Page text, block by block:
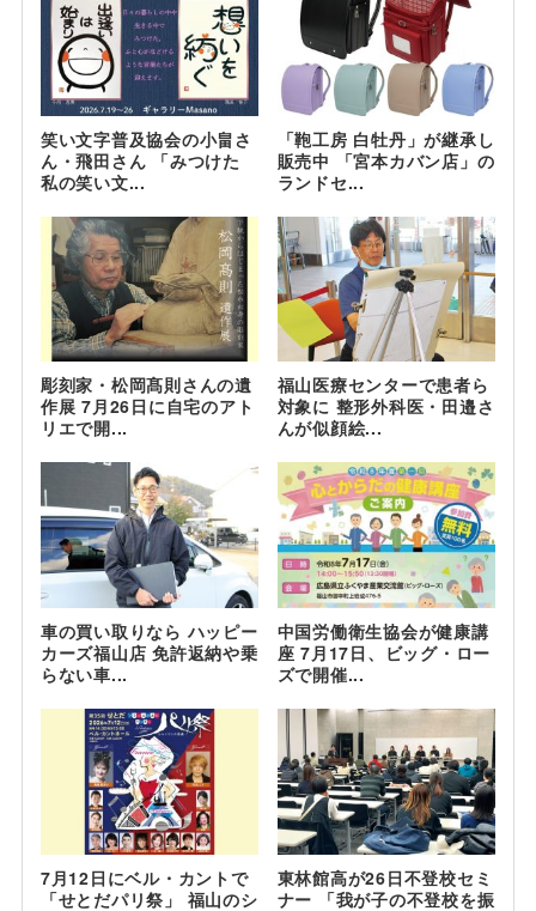
笑い文字普及協会の小畠さ
ん・飛田さん 「みつけた
私の笑い文...
「鞄工房 白牡丹」が継承し
販売中 「宮本カバン店」の
ランドセ...
彫刻家・松岡髙則さんの遺
作展 7月26日に自宅のアト
リエで開...
福山医療センターで患者ら
対象に 整形外科医・田邉さ
んが似顔絵...
車の買い取りなら ハッピー
カーズ福山店 免許返納や乗
らない車...
中国労働衛生協会が健康講
座 7月17日、ビッグ・ロー
ズで開催...
7月12日にベル・カントで
「せとだパリ祭」 福山のシ
東林館高が26日不登校セミ
ナー 「我が子の不登校を振